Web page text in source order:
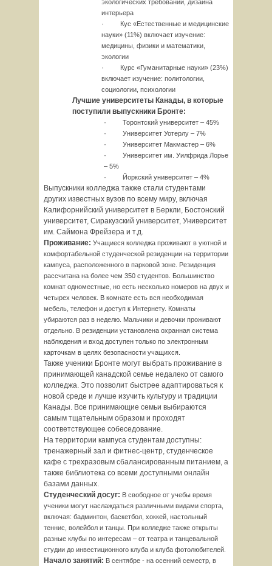
экологических требований, дизайна
интерьера
·
Кус «Естественные и медицинские
науки» (11%) включает изучение:
медицины, физики и математики,
экологии
·
Курс «Гуманитарные науки» (23%)
включает изучение: политологии,
социологии, психологии
Лучшие университеты Канады, в которые
поступили выпускники Бронте:
· Торонтский университет – 45%
· Университет Уотерлу – 7%
· Университет Макмастер – 6%
· Университет им. Уилфрида Лорье
– 5%
· Йоркский университет – 4%
Выпускники колледжа также стали студентами
других известных вузов по всему миру, включая
Калифорнийский университет в Беркли, Бостонский
университет, Сиракузский университет, Университет
им. Саймона Фрейзера и т.д.
Проживание: Учащиеся колледжа проживают в уютной и
комфортабельной студенческой резиденции на территории
кампуса, расположенного в парковой зоне. Резиденция
рассчитана на более чем 350 студентов. Большинство
комнат одноместные, но есть несколько номеров на двух и
четырех человек. В комнате есть вся необходимая
мебель, телефон и доступ к Интернету. Комнаты
убираются раз в неделю. Мальчики и девочки проживают
отдельно. В резиденции установлена охранная система
наблюдения и вход доступен только по электронным
карточкам в целях безопасности учащихся.
Также ученики Бронте могут выбрать проживание в
принимающей канадской семье недалеко от самого
колледжа. Это позволит быстрее адаптироваться к
новой среде и лучше изучить культуру и традиции
Канады. Все принимающие семьи выбираются
самым тщательным образом и проходят
соответствующее собеседование.
На территории кампуса студентам доступны:
тренажерный зал и фитнес-центр, студенческое
кафе с трехразовым сбалансированным питанием, а
также библиотека со всеми доступными онлайн
базами данных.
Студенческий досуг: В свободное от учебы время
ученики могут наслаждаться различными видами спорта,
включая: бадминтон, баскетбол, хоккей, настольный
теннис, волейбол и танцы. При колледже также открыты
разные клубы по интересам – от театра и танцевальной
студии до инвестиционного клуба и клуба фотолюбителей.
Начало занятий: В сентябре - на осенний семестр, в